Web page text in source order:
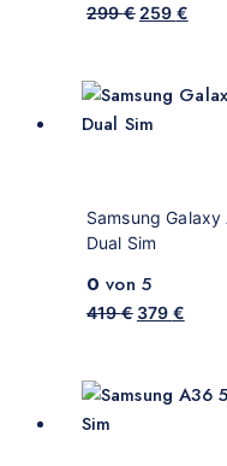
299€ 259 €
Samsung
Dual Sim
0 von 5
419€ 379 €